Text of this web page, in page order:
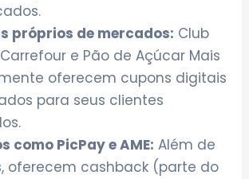
próprios de mercados: Club
Carrefour e Pão de Açúcar Mais
oferecem cupons digitais
para seus clientes
como PicPay e AME: Além de
oferecem cashback (parte do